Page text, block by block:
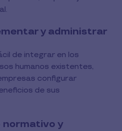
y administrar
de integrar en los
humanos existentes,
configurar
de sus
normativo y